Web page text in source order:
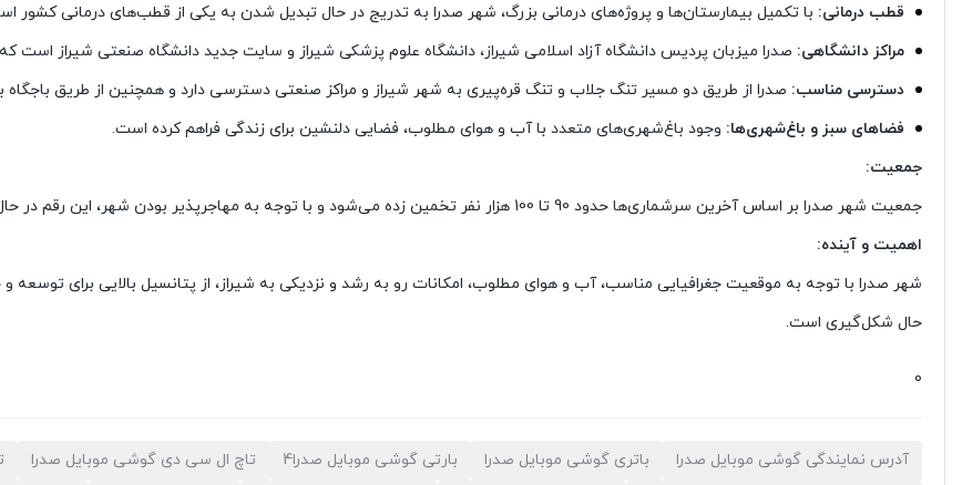
قطب درمانی: با تکمیل بیمارستان‌ها و پروژه‌های درمانی بزرگ، شهر صدرا به تدریج در حال تبدیل شدن به یکی از قطب‌های درمانی کشور
مراکز دانشگاهی: صدرا میزبان پردیس دانشگاه آزاد اسلامی شیراز، دانشگاه علوم پزشکی شیراز و سایت جدید دانشگاه صنعتی شیراز
دسترسی مناسب: صدرا از طریق دو مسیر تنگ جلاب و تنگ قره‌پیری به شهر شیراز و مراکز صنعتی دسترسی دارد و همچنین از طریق
فضاهای سبز و باغ‌شهری‌ها: وجود باغ‌شهری‌های متعدد با آب و هوای مطلوب، فضایی دلنشین برای زندگی فراهم کرده است.
جمعیت:
جمعیت شهر صدرا بر اساس آخرین سرشماری‌ها حدود 90 تا 100 هزار نفر تخمین زده می‌شود و با توجه به مهاجرپذیر بودن شهر، این رقم در حال افزایش است.
اهمیت و آینده:
شهر صدرا با توجه به موقعیت جغرافیایی مناسب، آب و هوای مطلوب، امکانات رو به رشد و نزدیکی به شیراز، از پتانسیل بالایی برای
حال شکل‌گیری است.
0
آدرس نمایندگی گوشی موبایل صدرا باتری گوشی موبایل صدرا بارتی گوشی موبایل صدرا4 تاچ ال سی دی گوشی موبایل صدرا